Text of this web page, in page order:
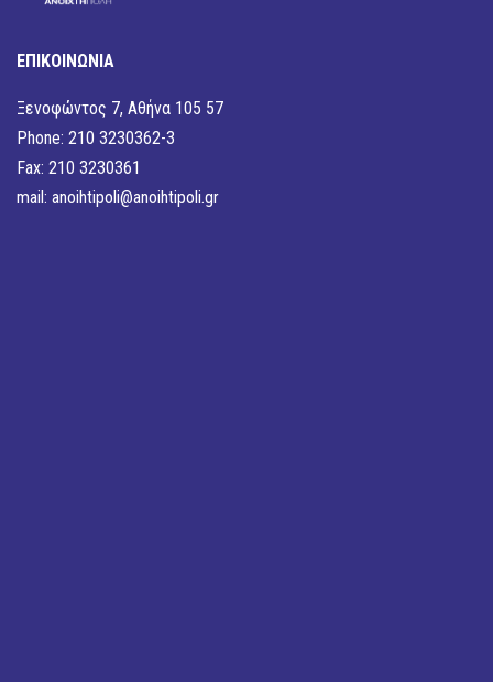
ΕΠΙΚΟΙΝΩΝΙΑ
Ξενοφώντος 7, Αθήνα 105 57
Phone: 210 3230362-3
Fax: 210 3230361
mail: anoihtipoli@anoihtipoli.gr